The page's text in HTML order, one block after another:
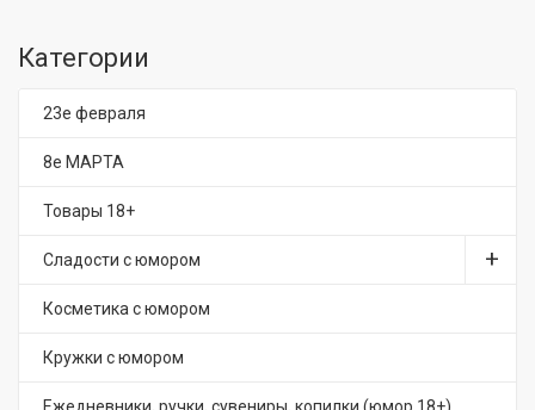
Категории
23е февраля
8е МАРТА
Товары 18+
Сладости с юмором
Косметика с юмором
Кружки с юмором
Ежедневники, ручки, сувениры, копилки (юмор 18+)